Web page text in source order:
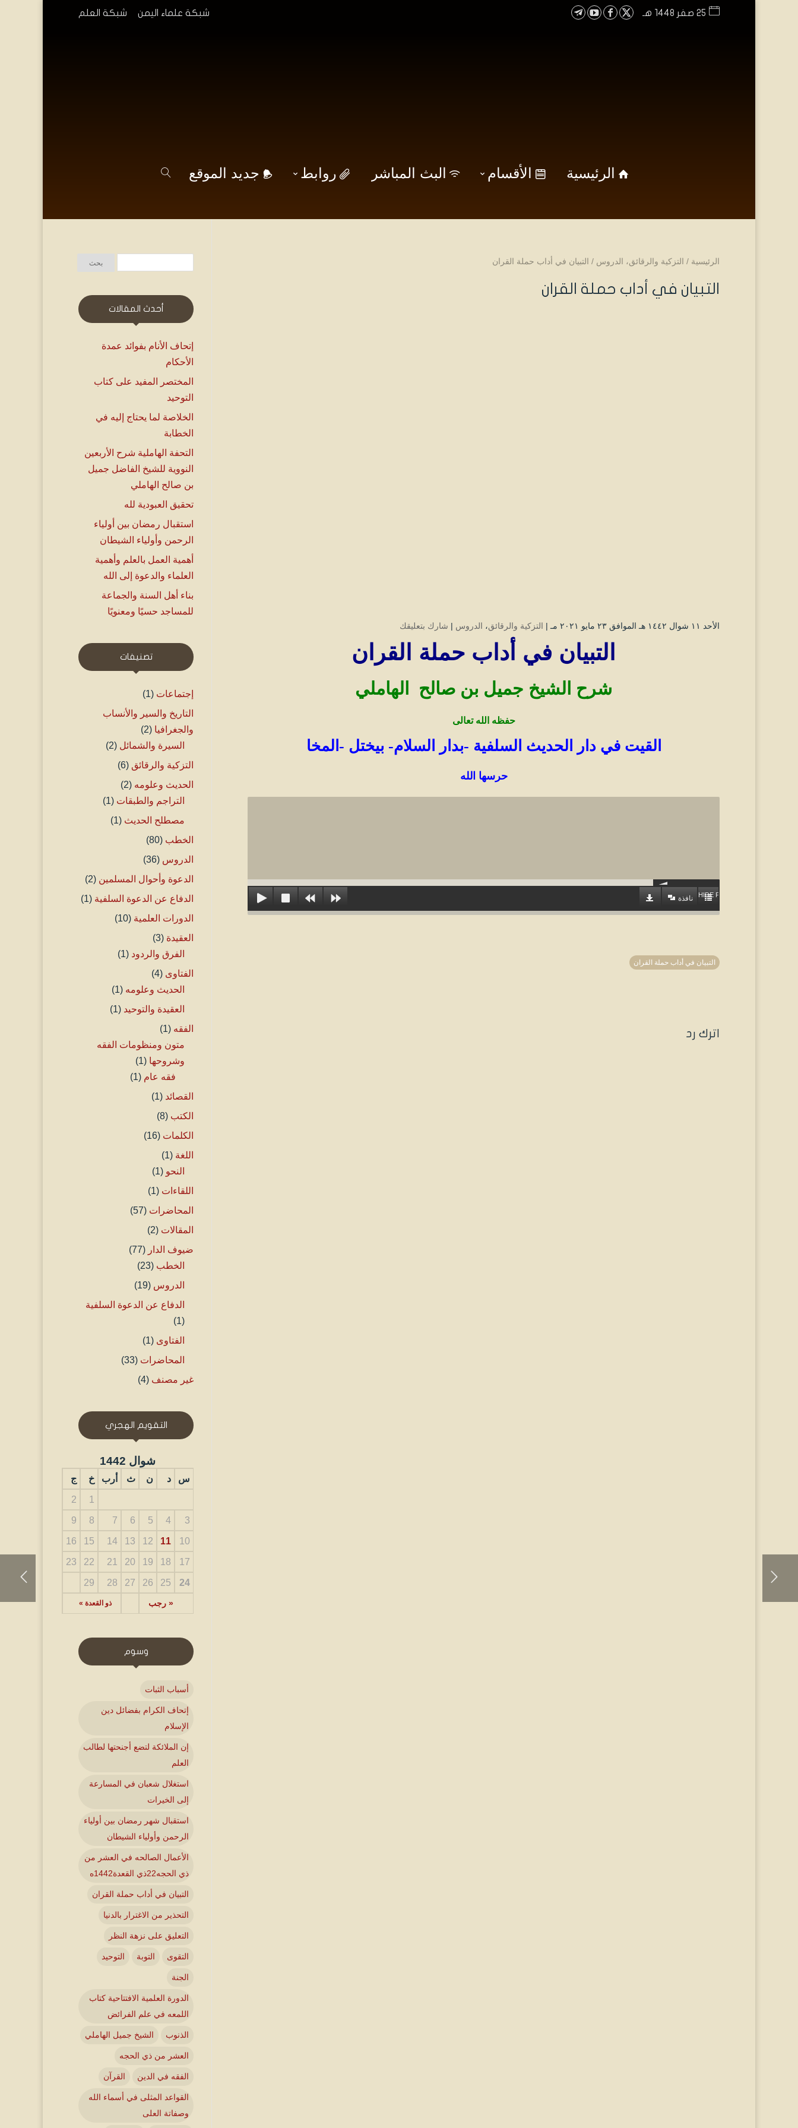
25 صفر 1448 هـ شبكة علماء اليمن شبكة العلم
الرئيسية الأقسام البث المباشر روابط جديد الموقع
الرئيسية / التزكية والرقائق، الدروس / التبيان في أداب حملة القران
التبيان في أداب حملة القران
الأحد ۱۱ شوال ۱٤٤۲ هـ الموافق ۲۳ مايو ۲۰۲۱ مـ | التزكية والرقائق، الدروس | شارك بتعليقك
التبيان في أداب حملة القران
شرح الشيخ جميل بن صالح الهاملي
حفظه الله تعالى
القيت في دار الحديث السلفية -بدار السلام- بيختل -المخا
حرسها الله
HIDE PLAYLIST نافذة
التبيان في أداب حملة القران
اترك رد
أحدث المقالات
إتحاف الأنام بفوائد عمدة
الأحكام
المختصر المفيد على كتاب
التوحيد
الخلاصة لما يحتاج إليه في
الخطابة
التحفة الهاملية شرح الأربعين
النووية للشيخ الفاضل جميل
بن صالح الهاملي
تحقيق العبودية لله
استقبال رمضان بين أولياء
الرحمن وأولياء الشيطان
أهمية العمل بالعلم وأهمية
العلماء والدعوة إلى الله
بناء أهل السنة والجماعة
للمساجد حسيًا ومعنويًا
تصنيفات
إجتماعات (1)
التاريخ والسير والأنساب
والجغرافيا (2)
السيرة والشمائل (2)
التزكية والرقائق (6)
الحديث وعلومه (2)
التراجم والطبقات (1)
مصطلح الحديث (1)
الخطب (80)
الدروس (36)
الدعوة وأحوال المسلمين (2)
الدفاع عن الدعوة السلفية (1)
الدورات العلمية (10)
العقيدة (3)
الفرق والردود (1)
الفتاوى (4)
الحديث وعلومه (1)
العقيدة والتوحيد (1)
الفقه (1)
متون ومنظومات الفقه
وشروحها (1)
فقه عام (1)
القصائد (1)
الكتب (8)
الكلمات (16)
اللغة (1)
النحو (1)
اللقاءات (1)
المحاضرات (57)
المقالات (2)
ضيوف الدار (77)
الخطب (23)
الدروس (19)
الدفاع عن الدعوة السلفية
(1)
الفتاوى (1)
المحاضرات (33)
غير مصنف (4)
التقويم الهجري
شوال 1442
س د ن ث أرب خ ج
« رجب ذو القعدة »
1
2
3
4
5
6
7
8
9
10
11
12
13
14
15
16
17
18
19
20
21
22
23
24
25
26
27
28
29
وسوم
أسباب الثبات
إتحاف الكرام بفضائل دين
الإسلام
إن الملائكة لتضع أجنحتها لطالب
العلم
استغلال شعبان في المسارعة
إلى الخيرات
استقبال شهر رمضان بين أولياء
الرحمن وأولياء الشيطان
الأعمال الصالحه في العشر من
ذي الحجه22ذي القعدة1442ه
التبيان في أداب حملة القران
التحذير من الاغترار بالدنيا
التعليق على نزهة النظر
التقوى التوبة التوحيد
الجنة
الدورة العلمية الافتتاحية كتاب
اللمعه في علم الفرائض
الذنوب الشيخ جميل الهاملي
العشر من ذي الحجه
الفقه في الدين القرآن
القواعد المثلى في أسماء الله
وصفاتة العلى